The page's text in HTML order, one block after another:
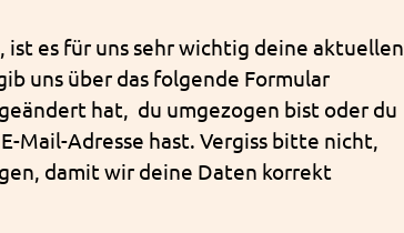
es für uns sehr wichtig deine aktuellen
uns über das folgende Formular
hat, du umgezogen bist oder du
Mail-Adresse hast. Vergiss bitte nicht,
damit wir deine Daten korrekt